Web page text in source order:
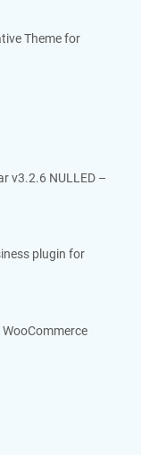
Theme for
v3.2.6 NULLED –
plugin for